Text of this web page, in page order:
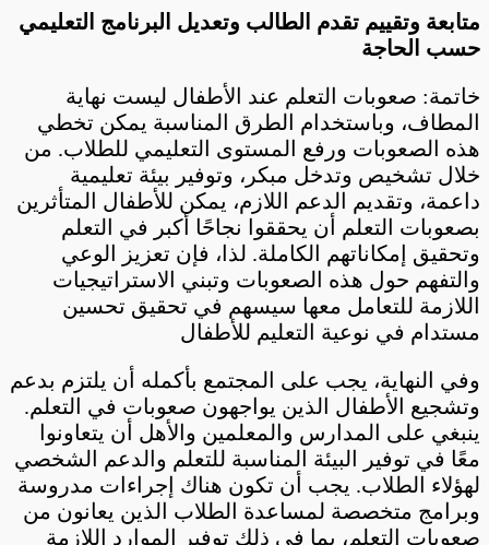
متابعة وتقييم تقدم الطالب وتعديل البرنامج التعليمي
حسب الحاجة
خاتمة: صعوبات التعلم عند الأطفال ليست نهاية
المطاف، وباستخدام الطرق المناسبة يمكن تخطي
هذه الصعوبات ورفع المستوى التعليمي للطلاب. من
خلال تشخيص وتدخل مبكر، وتوفير بيئة تعليمية
داعمة، وتقديم الدعم اللازم، يمكن للأطفال المتأثرين
بصعوبات التعلم أن يحققوا نجاحًا أكبر في التعلم
وتحقيق إمكاناتهم الكاملة. لذا، فإن تعزيز الوعي
والتفهم حول هذه الصعوبات وتبني الاستراتيجيات
اللازمة للتعامل معها سيسهم في تحقيق تحسين
مستدام في نوعية التعليم للأطفال
وفي النهاية، يجب على المجتمع بأكمله أن يلتزم بدعم
وتشجيع الأطفال الذين يواجهون صعوبات في التعلم.
ينبغي على المدارس والمعلمين والأهل أن يتعاونوا
معًا في توفير البيئة المناسبة للتعلم والدعم الشخصي
لهؤلاء الطلاب. يجب أن تكون هناك إجراءات مدروسة
وبرامج متخصصة لمساعدة الطلاب الذين يعانون من
صعوبات التعلم، بما في ذلك توفير الموارد اللازمة